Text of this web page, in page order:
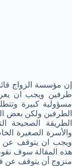
إن مؤسسة الزواج
طرفين ويجب ان
مسؤولية كبيرة
الطرفين ولكن بعض
الطريقة الصحيحة
والأسرة الصغيرة
ويجب ان يتوقف عن
هذه المقالة سوف
متزوج أن يتوقف عن